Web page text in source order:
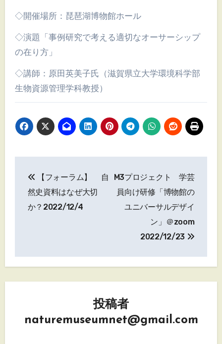
◇開催場所：琵琶湖博物館ホール
◇演題「事例研究で考える適切なオーサーシップ
の在り方」
◇講師：原田英美子氏（滋賀県立大学環境科学部
生物資源管理学科教授）
稿
ナ
ー
ン
【フォーラム】 自
然史資料はなぜ大切
か？2022/12/4
M3プロジェクト 学芸
員向け研修「博物館の
ユニバーサルデザイ
ン」＠zoom
2022/12/23
投稿者
naturemuseumnet@gmail.com